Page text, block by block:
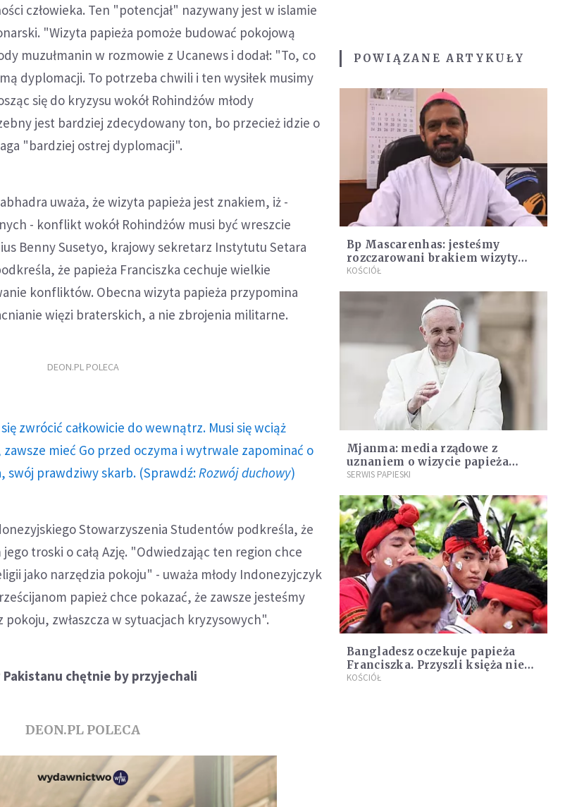
człowieka. Ten "potencjał" nazywany jest w islamie
"Wizyta papieża pomoże budować pokojową
muzułmanin w rozmowie z Ucanews i dodał: "To, co
dyplomacji. To potrzeba chwili i ten wysiłek musimy
się do kryzysu wokół Rohindżów młody
jest bardziej zdecydowany ton, bo przecież idzie o
"bardziej ostrej dyplomacji".
uważa, że wizyta papieża jest znakiem, iż -
- konflikt wokół Rohindżów musi być wreszcie
Benny Susetyo, krajowy sekretarz Instytutu Setara
że papieża Franciszka cechuje wielkie
konfliktów. Obecna wizyta papieża przypomina
więzi braterskich, a nie zbrojenia militarne.
DEON.PL POLECA
zwrócić całkowicie do wewnątrz. Musi się wciąż
mieć Go przed oczyma i wytrwale zapominać o
swój prawdziwy skarb. (Sprawdź: Rozwój duchowy)
Stowarzyszenia Studentów podkreśla, że
troski o całą Azję. "Odwiedzając ten region chce
jako narzędzia pokoju" - uważa młody Indonezyjczyk
papież chce pokazać, że zawsze jesteśmy
pokoju, zwłaszcza w sytuacjach kryzysowych".
chętnie by przyjechali
DEON.PL POLECA
POWIĄZANE ARTYKUŁY
Bp Mascarenhas: jesteśmy
rozczarowani brakiem wizyty
Franciszka
KOŚCIÓŁ
Mjanma: media rządowe z
uznaniem o wizycie papieża
Franciszka
SERWIS PAPIESKI
Bangladesz oczekuje papieża
Franciszka. Przyszli księża nie
mogą doczekać się święceń
KOŚCIÓŁ